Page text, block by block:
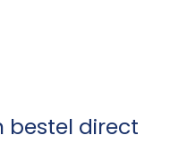
bestel direct